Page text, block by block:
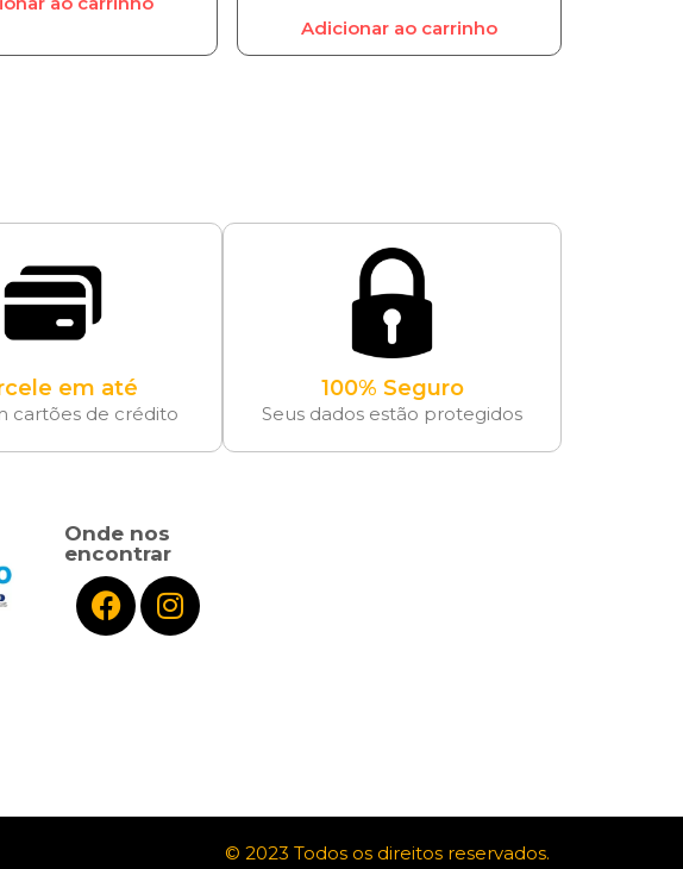
Adicionar ao carrinho
em até
cartões de crédito
100% Seguro
Seus dados estão protegidos
Onde nos
encontrar
© 2023 Todos os direitos reservados.